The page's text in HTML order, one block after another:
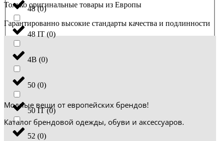
48 (0)
48 IT (0)
4B (0)
50 (0)
50 IT (0)
52 (0)
Только оригинальные товары из Европы
Гарантированно высокие стандарты качества и подлинности
Модные вещи от европейских брендов!
Каталог брендовой одежды, обуви и аксессуаров.